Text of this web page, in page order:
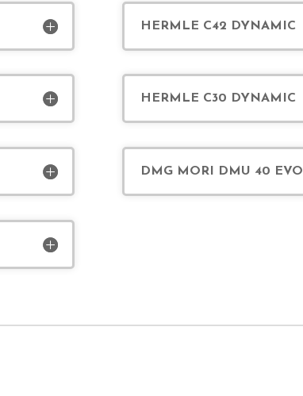
HERMLE C42 DYNAMIC
HERMLE C30 DYNAMIC
DMG MORI DMU 40 EVO